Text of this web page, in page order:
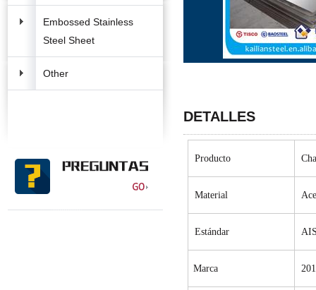
Embossed Stainless
Steel Sheet
Other
DETALLES
Producto
Material
Estándar
Marca 201